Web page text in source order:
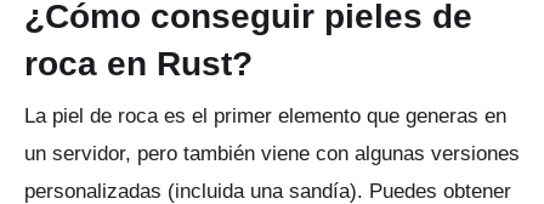
¿Cómo conseguir pieles de
roca en Rust?
La piel de roca es el primer elemento que generas en
un servidor, pero también viene con algunas versiones
personalizadas (incluida una sandía). Puedes obtener